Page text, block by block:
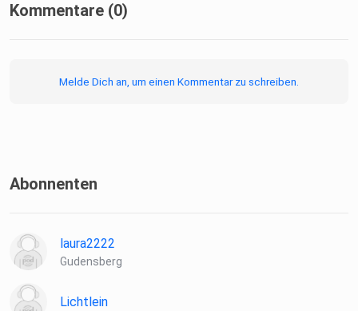
Kommentare (0)
Melde Dich an, um einen Kommentar zu schreiben.
Abonnenten
laura2222
Gudensberg
Lichtlein